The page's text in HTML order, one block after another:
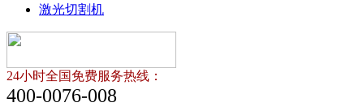
激光切割机
24小时全国免费服务热线：
400-0076-008